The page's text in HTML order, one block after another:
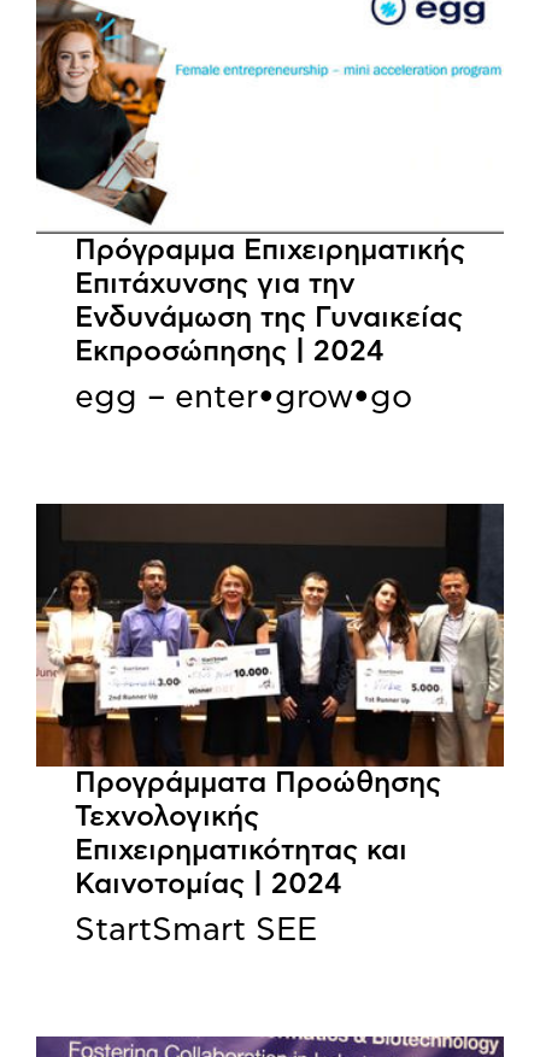
Πρόγραμμα Επιχειρηματικής
Επιτάχυνσης για την
Ενδυνάμωση της Γυναικείας
Εκπροσώπησης | 2024
egg – enter•grow•go
Προγράμματα Προώθησης
Τεχνολογικής
Επιχειρηματικότητας και
Καινοτομίας | 2024
StartSmart SEE